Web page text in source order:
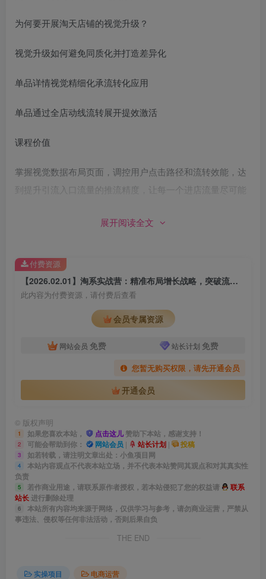
为何要开展淘天店铺的视觉升级？
视觉升级如何避免同质化并打造差异化
单品详情视觉精细化承流转化应用
单品通过全店动线流转展开提效激活
课程价值
掌握视觉数据布局页面，调控用户点击路径和流转效能，达
到提升引流入口流量的推流精度，让每一个进店流量尽可能
电商全站流量运营
付费工具算法大升级
精准人群底层逻辑与应用
其他场景投放的底层逻辑与应用
课程价值
淘宝天猫平台除基础的付费推广工具获取访客以外，还有哪
些方法可以获得获客，不同类型不同阶段不同类目获得访客
的方法也有很大差异，哪些方法最有效，这一天的课程将全
展开阅读全文
【2026.02.01】淘系实战营：精准布局增长战略，突破流量利润瓶颈，实现规模化盈利飞跃
此内容为付费资源，请付费后查看
会员专属资源
网站会员 免费 站长计划 免费
您暂无购买权限，请先开通会员
开通会员
付费资源
© 版权声明
1 如果您喜欢本站， 点击这儿赞助下本站，感谢支持！
2 可能会帮助到你： 网站会员 | 站长计划 | 投稿
3 如若转载，请注明文章出处：小鱼项目网
4
本站内容观点不代表本站立场，并不代表本站赞同其观点和对其真实性
负责
5 若作商业用途，请联系原作者授权，若本站侵犯了您的权益请
联系
站长进行删除处理
6
本站所有内容均来源于网络，仅供学习与参考，请勿商业运营，严禁从
事违法、侵权等任何非法活动，否则后果自负
THE END
实操项目
电商运营